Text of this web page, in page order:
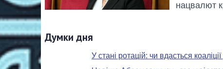
нацвалют
Думки дня
У стані ротацій: чи вдасться